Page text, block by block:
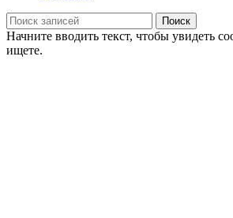
Поиск
Начните вводить текст, чтобы увидеть
ищете.